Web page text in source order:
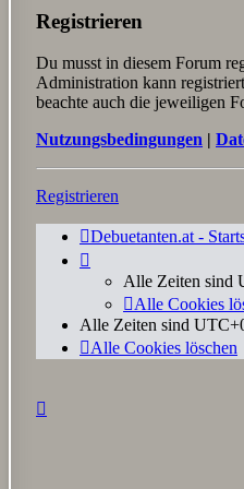
Registrieren
Du musst in diesem Forum
Administration kann
beachte auch die jeweiligen
Nutzungsbedingungen |
Registrieren
Debuetanten.at -
Alle Zeiten sind
Alle Cookies
Alle Zeiten sind
Alle Cookies löschen